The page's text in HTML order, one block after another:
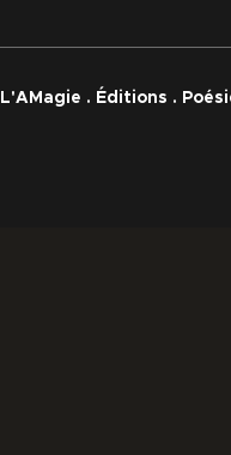
L'AMagie . Éditions .